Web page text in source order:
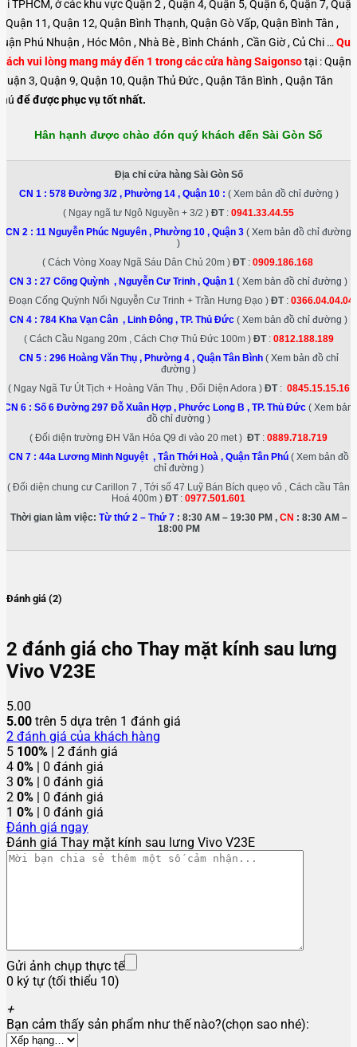
( Cách Cầu Ngang 20m , Cách Chợ Thủ Đức 100m )ĐT:0812.188.189
CN 5 :296 Hoàng Văn Thụ , Phường 4 , Quận Tân Bình ( Xem bản đồ chỉ
đường )
( Ngay Ngã Tư Út Tịch + Hoàng Văn Thụ , Đối Diện Adora )ĐT:0845.15.15.16
CN 6 : Số 6 Đường 297 Đỗ Xuân Hợp , Phước Long B , TP. Thủ Đức ( Xem bản
đồ chỉ đường )
( Đối diện trường ĐH Văn Hóa Q9 đi vào 20 met )
44a Lương Minh Nguyệt , Tân Thới Hoà , Quận Tân Phú
( Xem bản đồ
chỉ đường )
( Đối diện chung cư Carillon 7 , Tới số 47 Luỹ Bán Bích quẹo vô , Cách cầu Tân
Hoá 400m )
ĐT:
0977.501.601
Thời gian làm việc:
Từ thứ 2 – Thứ 7: 8:30 AM – 19:30 PM ,CN: 8:30 AM –
18:00 PM
Đánh giá (2)
2 đánh giá choThay mặt kính sau lưng
Vivo V23E
5.00trên 5 dựa trên1đánh giá
2đánh giá của khách hàng
0%| 0 đánh giá
3 0% | 0 đánh giá
1 0%| 0 đánh giá
Đánh giá Thay mặt kính sau lưng Vivo V23E
Gửi ảnh chụp thực tế
0 ký tự (tối thiểu 10)
+
Lưu tên của tôi, email, và trang web trong trình duyệt này
cho lần bình luận kế tiếp của tôi.
AnĐã sử dụng dịch vụ tại saigonso.com
Được xếp hạng
Rất đáng tin cậy, sẽ giới thiệu bạn bè.